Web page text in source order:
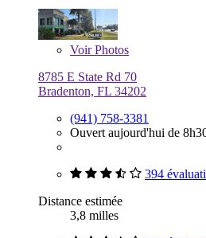
VoirPhotos
8785 E State Rd 70
Bradenton, FL 34202
(941) 758-3381
Ouvert aujourd'hui de
394
Distance estimée
3,8 milles